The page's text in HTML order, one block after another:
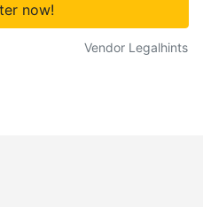
now!
Vendor Legalhints